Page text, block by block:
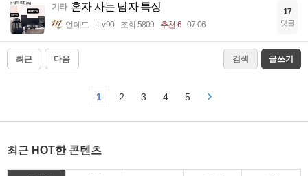
기타 혼자 사는 남자 특징
언데드 Lv.90 조회 5809 추천 6 07:06
17
댓글
최근 다음 검색 글쓰기
1 2 3 4 5
최근 HOT한 콘텐츠